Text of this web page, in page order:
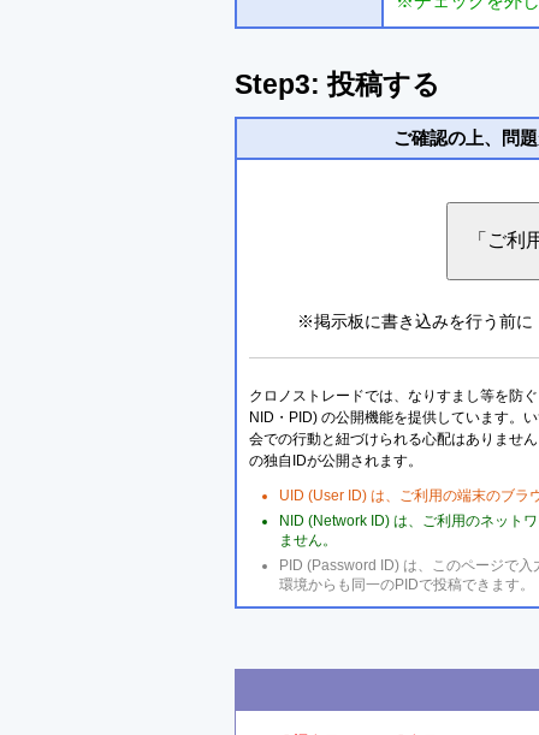
Step3: 投稿する
ご確認の上、問
※掲示板に書き込みを行う前に
クロノストレードでは、なりすまし等を防
NID・PID) の公開機能を提供しています。
会での行動と紐づけられる心配はありませ
の独自IDが公開されます。
UID (User ID) は、ご利用の端末のブ
NID (Network ID) は、ご利用のネット
ません。
PID (Password ID) は、このページで
環境からも同一のPIDで投稿できます。